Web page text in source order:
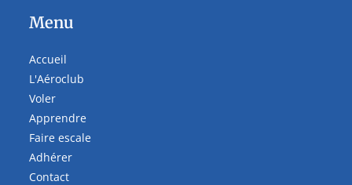
Menu
Accueil
L'Aéroclub
Voler
Apprendre
Faire escale
Adhérer
Contact